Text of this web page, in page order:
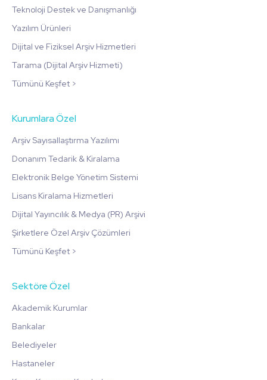
Teknoloji Destek ve Danışmanlığı
Yazılım Ürünleri
Dijital ve Fiziksel Arşiv Hizmetleri
Tarama (Dijital Arşiv Hizmeti)
Tümünü Keşfet >
Kurumlara Özel
Arşiv Sayısallaştırma Yazılımı
Donanım Tedarik & Kiralama
Elektronik Belge Yönetim Sistemi
Lisans Kiralama Hizmetleri
Dijital Yayıncılık & Medya (PR) Arşivi
Şirketlere Özel Arşiv Çözümleri
Tümünü Keşfet >
Sektöre Özel
Akademik Kurumlar
Bankalar
Belediyeler
Hastaneler